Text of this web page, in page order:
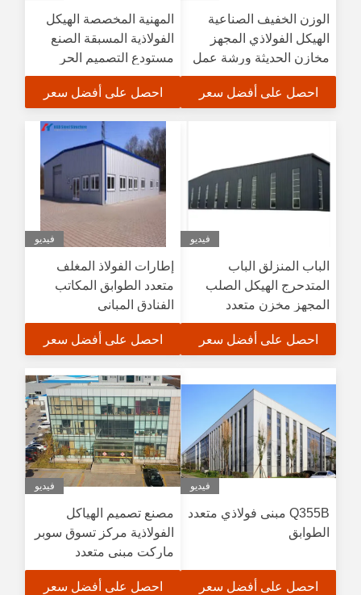
الوزن الخفيف الصناعية
الهيكل الفولاذي المجهز
مخازن الحديثة ورشة عمل
خفيفة
احصل على أفضل سعر
المهنية المخصصة الهيكل
الفولاذية المسبقة الصنع
مستودع التصميم الحر
احصل على أفضل سعر
فيديو
الباب المنزلق الباب
المتدحرج الهيكل الصلب
المجهز مخزن متعدد
الطوابق
احصل على أفضل سعر
فيديو
إطارات الفولاذ المغلف
متعدد الطوابق المكاتب
الفنادق المباني
المستودعات الحديثة
الأنظمة
احصل على أفضل سعر
فيديو
Q355B مبنى فولاذي متعدد
الطوابق
احصل على أفضل سعر
فيديو
مصنع تصميم الهياكل
الفولاذية مركز تسوق سوبر
ماركت مبنى متعدد
الطوابق
احصل على أفضل سعر